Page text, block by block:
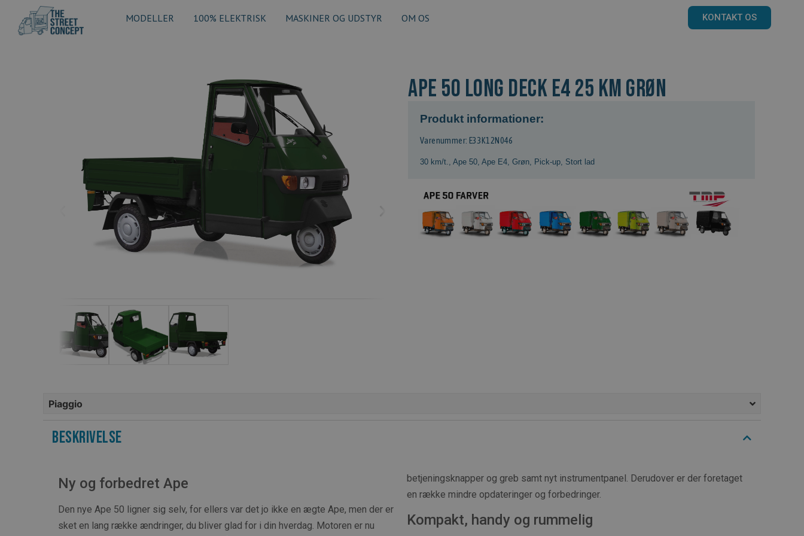
MODELLER 100% ELEKTRISK MASKINER OG UDSTYR OM OS KONTAKT OS
APE 50 LONG DECK E4 25 KM grøn
Produkt informationer:
Varenummer: E33K12N046
30 km/t. Ape 50 Ape E4 Grøn Pick-up Stort lad
Piaggio
Beskrivelse
Ny og forbedret Ape
Den nye Ape 50 ligner sig selv, for ellers var det jo ikke en ægte Ape, men der er
sket en lang række ændringer, du bliver glad for i din hverdag. Motoren er nu
betjeningsknapper og greb samt nyt instrumentpanel. Derudover er der foretaget
en række mindre opdateringer og forbedringer.
Kompakt, handy og rummelig